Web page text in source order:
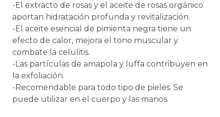
-El extracto de rosas y el aceite de rosas orgánico
aportan hidratación profunda y revitalización.
-El aceite esencial de pimienta negra tiene un
efecto de calor, mejora el tono muscular y
combate la celulitis.
-Las partículas de amapola y luffa contribuyen en
la exfoliación.
-Recomendable para todo tipo de pieles. Se
puede utilizar en el cuerpo y las manos.